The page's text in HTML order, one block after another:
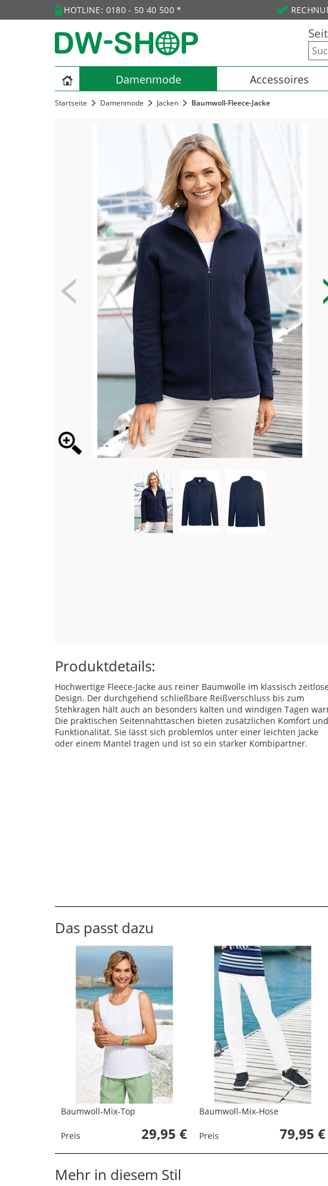
HOTLINE: 0180 - 50 40 500 *
Damenmode Accessoires
Startseite Damenmode Jacken Baumwoll-Fleece-Jacke
Produktdetails:
Hochwertige Fleece-Jacke aus reiner Baumwolle im klassisch
Design. Der durchgehend schließbare Reißverschluss bis zum
Stehkragen hält auch an besonders kalten und windigen Tagen
Die praktischen Seitennahttaschen bieten zusätzlichen Komfort und
Funktionalität. Sie lässt sich problemlos unter einer leichten Jacke
oder einem Mantel tragen und ist so ein starker Kombipartner.
Das passt dazu
Baumwoll-Mix-Top
Preis 29,95 €
Baumwoll-Mix-Hose
Preis 79,95 €
Mehr in diesem Stil